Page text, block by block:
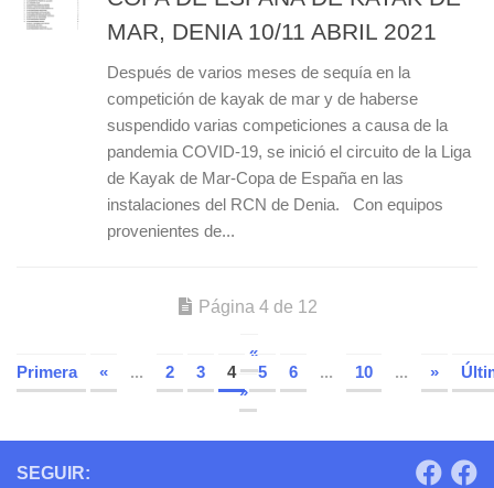
MAR, DENIA 10/11 ABRIL 2021
Después de varios meses de sequía en la
competición de kayak de mar y de haberse
suspendido varias competiciones a causa de la
pandemia COVID-19, se inició el circuito de la Liga
de Kayak de Mar-Copa de España en las
instalaciones del RCN de Denia. Con equipos
provenientes de...
Página 4 de 12
«
Primera
« ... 2 3 4 5 6 ... 10 ... »
»
SEGUIR: